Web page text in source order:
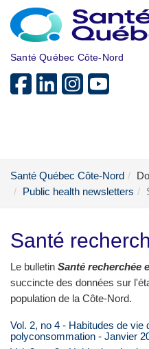
Skip to main content
Santé Québec Côte-Nord
Santé Québec Côte-Nord
Public health newsletters
Santé
Le bulletin Santé recherchée
succincte des données sur
population de la Côte-Nord.
Vol. 2, no 4 - Habitudes de
polyconsommation - Janvier